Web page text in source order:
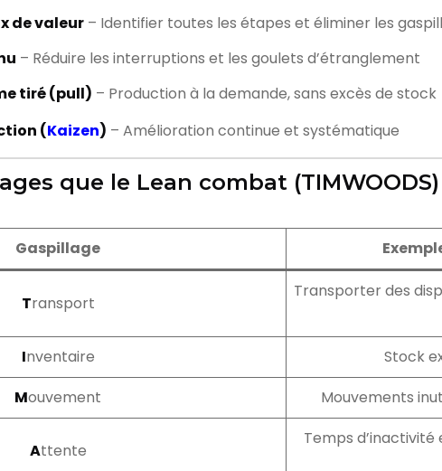
de valeur – Identifier toutes les étapes et éliminer les
– Réduire les interruptions et les goulets d’étranglement
tiré (pull) – Production à la demande, sans excès de stock
(Kaizen) – Amélioration continue et systématique
que le Lean combat (TIMWOODS)
Gaspillage
Transport
Transporter des
Inventaire
Stock
Mouvement Mouvements
Attente
Temps